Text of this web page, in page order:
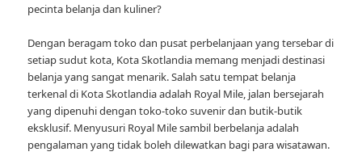
pecinta belanja dan kuliner?
Dengan beragam toko dan pusat perbelanjaan yang tersebar di
setiap sudut kota, Kota Skotlandia memang menjadi destinasi
belanja yang sangat menarik. Salah satu tempat belanja
terkenal di Kota Skotlandia adalah Royal Mile, jalan bersejarah
yang dipenuhi dengan toko-toko suvenir dan butik-butik
eksklusif. Menyusuri Royal Mile sambil berbelanja adalah
pengalaman yang tidak boleh dilewatkan bagi para wisatawan.